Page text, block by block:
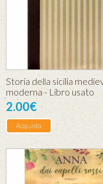
Storia della sicilia
moderna - Libro usato
2.00€
Acquista